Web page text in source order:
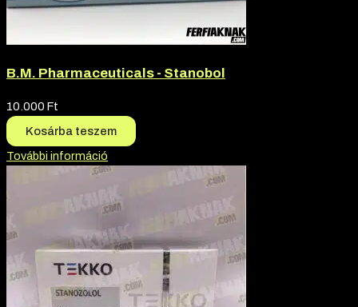
B.M. Pharmaceuticals - Stanobol
10.000 Ft
Kosárba teszem
További információ